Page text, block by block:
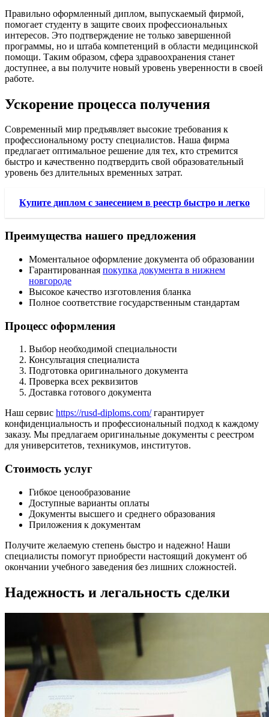
Правильно оформленный диплом, выпускаемый фирмой,
помогает студенту в защите своих профессиональных
интересов. Это подтверждение не только завершенной
программы, но и штаба компетенций в области медицинской
помощи. Таким образом, сфера здравоохранения станет
доступнее, а вы получите новый уровень уверенности в своей
работе.
Ускорение процесса получения
Современный мир предъявляет высокие требования к
профессиональному росту специалистов. Наша фирма
предлагает оптимальное решение для тех, кто стремится
быстро и качественно подтвердить свой образовательный
уровень без длительных временных затрат.
Купите диплом с занесением в реестр быстро и легко
Преимущества нашего предложения
Моментальное оформление документа об образовании
Гарантированная покупка документа в нижнем
новгороде
Высокое качество изготовления бланка
Полное соответствие государственным стандартам
Процесс оформления
Выбор необходимой специальности
Консультация специалиста
Подготовка оригинального документа
Проверка всех реквизитов
Доставка готового документа
Наш сервис https://rusd-diploms.com/гарантирует
конфиденциальность и профессиональный подход к каждому
заказу. Мы предлагаем оригинальные документы с реестром
для университетов, техникумов, институтов.
Стоимость услуг
Гибкое ценообразование
Доступные варианты оплаты
Документы высшего и среднего образования
Приложения к документам
Получите желаемую степень быстро и надежно! Наши
специалисты помогут приобрести настоящий документ об
окончании учебного заведения без лишних сложностей.
Надежность и легальность сделки